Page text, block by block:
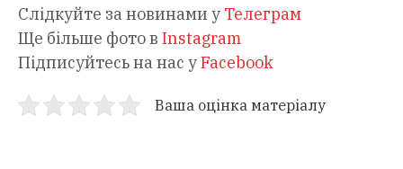
Слідкуйте за новинами у Телеграм
Ще більше фото в Instagram
Підписуйтесь на нас уFacebook
Ваша оцінка матеріалу